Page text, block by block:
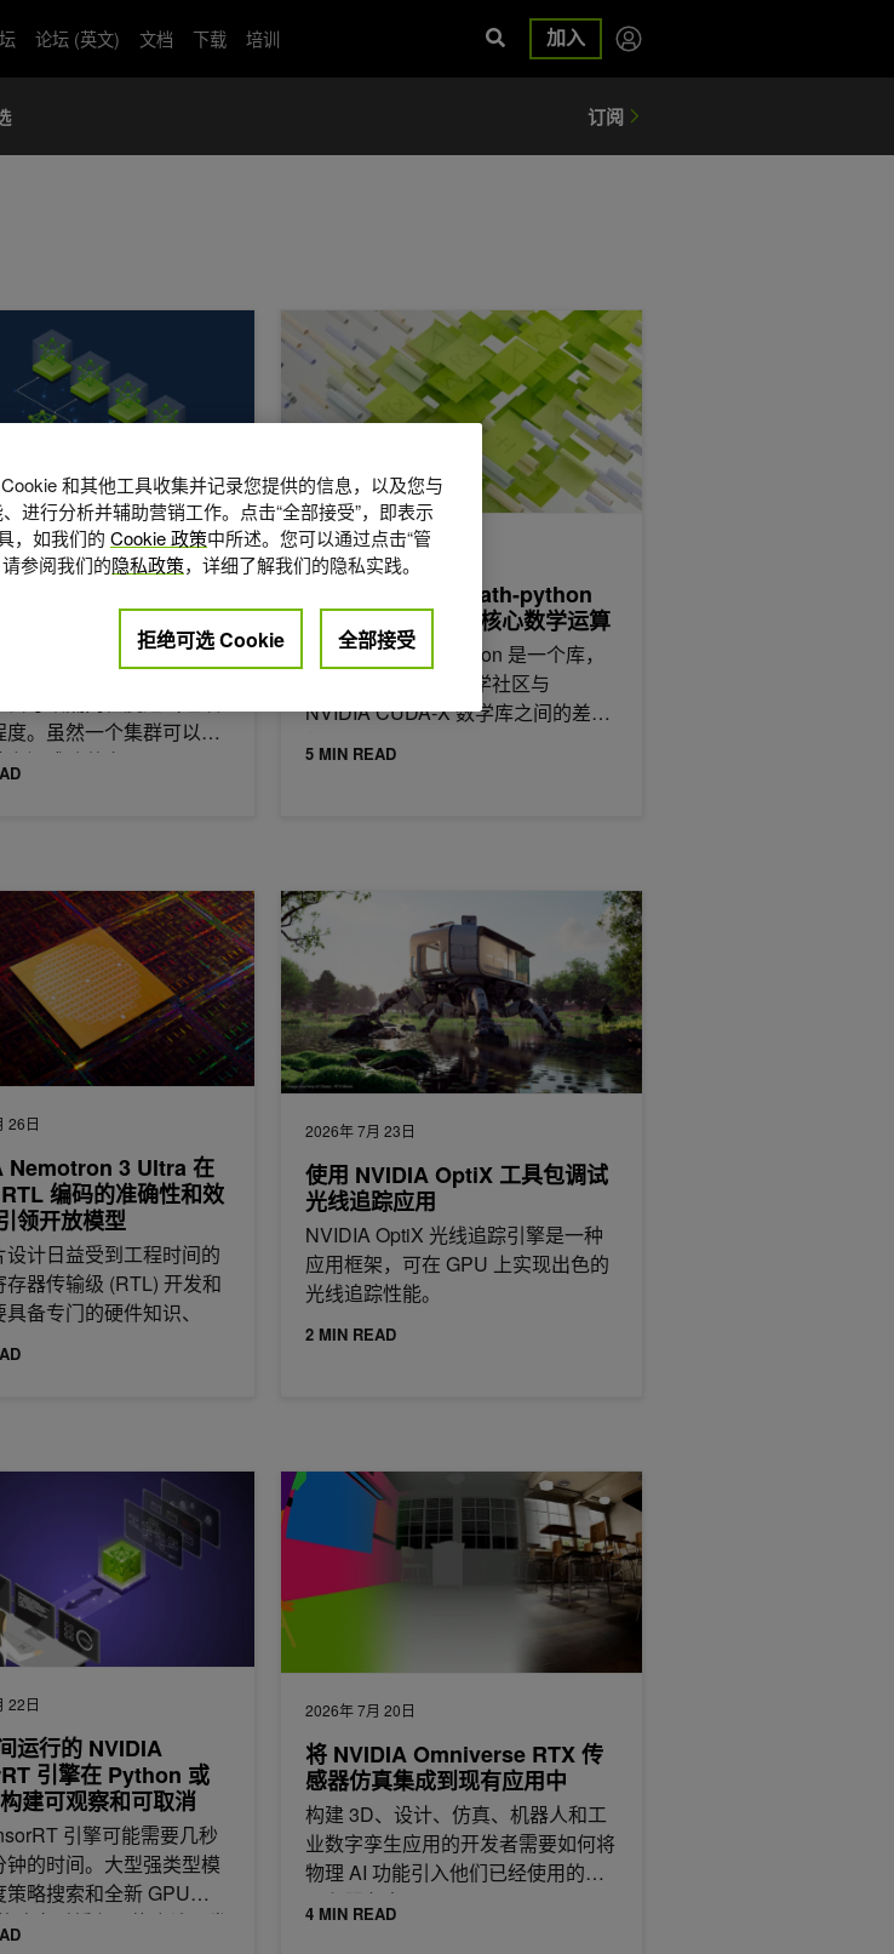
论坛 (英文) 文档 下载 培训 加入
日
的租户 Kubernetes 集
运行专用的 Kubernetes
度。虽然一个集群可以在
间成功共享，
GPU 基础架构上运行隔离的租户 Kubernetes 集群
2026年 7月 30日
使用 NVIDIA nvmath-python
大规模运行高性能核心数学运算
NVIDIA nvmath-python 是一个库，
旨在弥合 Python 科学社区与
NVIDIA CUDA-X 数学库之间的差
距。
5 MIN READ
使用 NVIDIA nvmath-python 大规模运行高性能核心数学运算
码助手
26日
Nemotron 3 Ultra 在
编码的准确性和效
领开放模型
设计日益受到工程时间的
存器传输级 (RTL) 开发和
备专门的硬件知识、
3 Ultra 在代理式 RTL 编码的准确性和效率方面引领开放模型
2026年 7月 23日
使用 NVIDIA OptiX 工具包调试
光线追踪应用
NVIDIA OptiX 光线追踪引擎是一种
应用框架，可在 GPU 上实现出色的
光线追踪性能。
2 MIN READ
使用 NVIDIA OptiX 工具包调试光线追踪应用
Nemotron 3 Nano
22日
运行的 NVIDIA
引擎在 Python 或
建可观察和可取消
引擎可能需要几秒
钟的时间。大型强类型模
策略搜索和全新 GPU
冷定时缓存可能会让开发
的 NVIDIA TensorRT 引擎在 Python 或 C++ 中构建可观察和可取消
2026年 7月 20日
将 NVIDIA Omniverse RTX 传
感器仿真集成到现有应用中
构建 3D、设计、仿真、机器人和工
业数字孪生应用的开发者需要如何将
物理 AI 功能引入他们已经使用的工
具和服务中。
4 MIN READ
将 NVIDIA Omniverse RTX 传感器仿真集成到现有应用中
和其他工具收集并记录您提供的信息，以及您与
进行分析并辅助营销工作。点击“全部接受”，即表示
，如我们的 Cookie 政策中所述。您可以通过点击“管
参阅我们的隐私政策，详细了解我们的隐私实践。
拒绝可选 Cookie 全部接受